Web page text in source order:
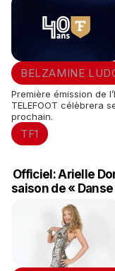
BELZAMINE
Première émission de
TELEFOOT célèbrera
prochain.
TF1
Officiel: Arielle
saison de «